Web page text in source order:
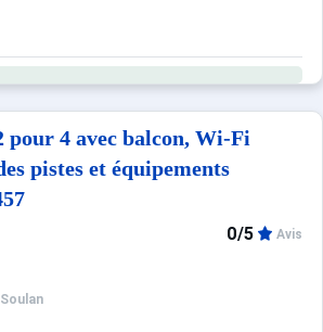
pour 4 avec balcon, Wi-Fi
pistes et équipements
0/5 Avis